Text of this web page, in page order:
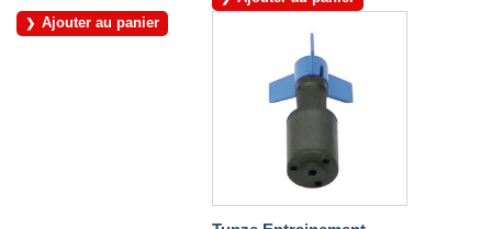
Ajouter au panier